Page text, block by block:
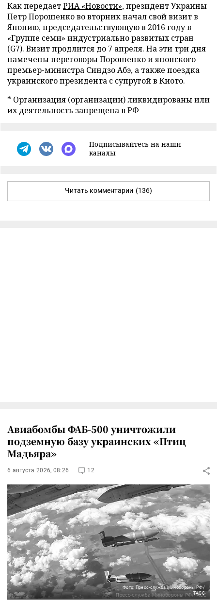
Как передаетРИА «Новости», президент Украины
Петр Порошенко во вторник начал свой визит в
Японию, председательствующую в 2016 году в
«Группе семи» индустриально развитых стран
(G7). Визит продлится до 7 апреля. На эти три дня
намечены переговоры Порошенко и японского
премьер-министра Синдзо Абэ, а также поездка
украинского президента с супругой в Киото.
* Организация (организации) ликвидированы или
их деятельность запрещена в РФ
Подписывайтесь на наши
каналы
Читать комментарии (136)
Авиабомбы ФАБ-500 уничтожили
подземную базу украинских «Птиц
Мадьяра»
6 августа 2026, 08:26 12
Фото: Пресс-служба Минобороны РФ/
ТАСС